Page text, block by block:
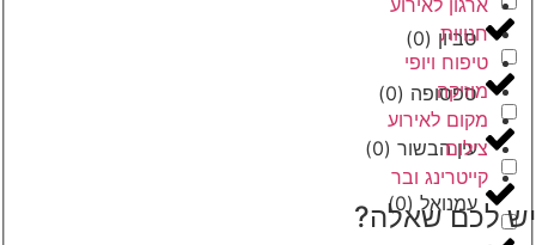
סביון (
0
)
ספסופה (
0
)
עין הבשור (
0
)
עמנואל (
0
)
ארגון לאירוע
חנויות
טיפוח ויופי
מוזיקה
מקום לאירוע
צילום
קייטרינג ובר
יש לכם שאלה?